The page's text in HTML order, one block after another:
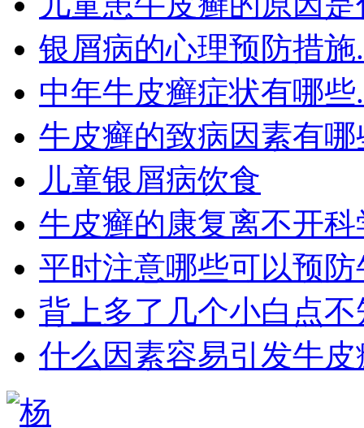
银屑病的心理预防措施.
中年牛皮癣症状有哪些.
牛皮癣的致病因素有哪
儿童银屑病饮食
牛皮癣的康复离不开
平时注意哪些可以预
背上多了几个小白点
什么因素容易引发牛皮